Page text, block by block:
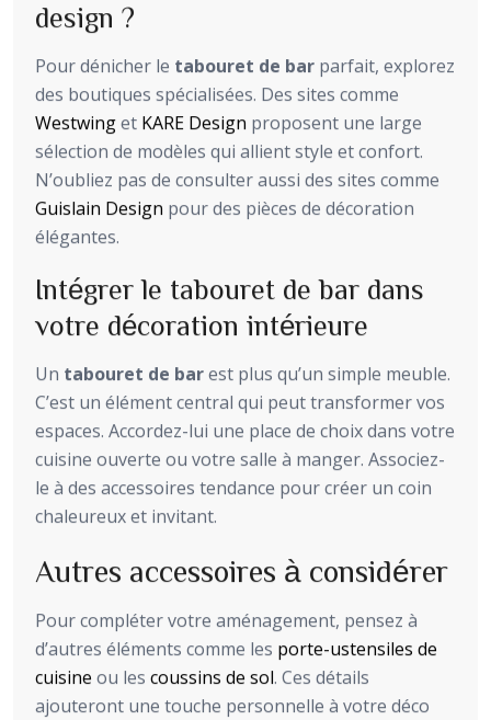
design ?
Pour dénicher le tabouret de bar parfait, explorez
des boutiques spécialisées. Des sites comme
Westwinget KARE Design proposent une large
sélection de modèles qui allient style et confort.
N’oubliez pas de consulter aussi des sites comme
Guislain Design pour des pièces de décoration
élégantes.
Intégrer le tabouret de bar dans
votre décoration intérieure
Un tabouret de barest plus qu’un simple meuble.
C’est un élément central qui peut transformer vos
espaces. Accordez-lui une place de choix dans votre
cuisine ouverte ou votre salle à manger. Associez-
le à des accessoires tendance pour créer un coin
chaleureux et invitant.
Autres accessoires à considérer
Pour compléter votre aménagement, pensez à
d’autres éléments comme les porte-ustensiles de
cuisine ou les coussins de sol. Ces détails
ajouteront une touche personnelle à votre déco